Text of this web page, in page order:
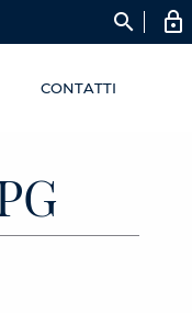
search
CONTATTI